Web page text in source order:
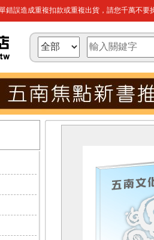
錯誤造成重複扣款或重複出貨，請您千萬不要